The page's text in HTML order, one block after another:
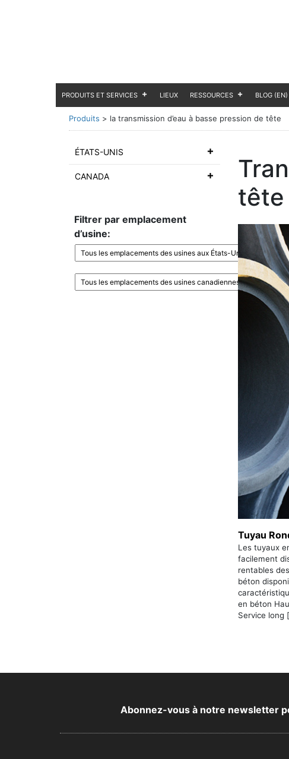
PRODUITS ET SERVICES LIEUX RESSOURCES BLOG (EN)
Produits > la transmission d’eau à basse pression de tête
ÉTATS-UNIS
CANADA
Filtrer par emplacement
d’usine:
tête
Tuyau
Les tuyaux
facilement
rentables
béton
en béton
Service long
Abonnez-vous à notre newsletter